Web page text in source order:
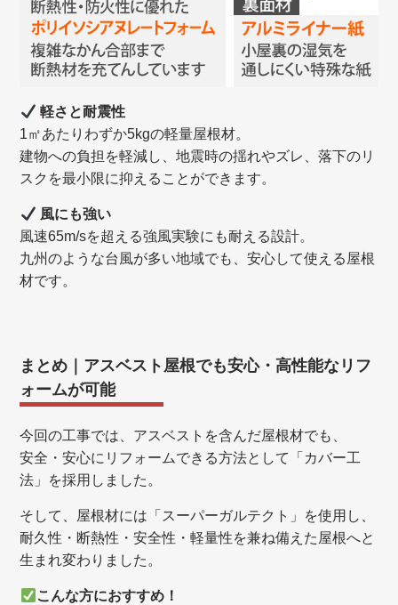
軽さと耐震性
1㎡あたりわずか5kgの軽量屋根材。
建物への負担を軽減し、地震時の揺れやズレ、落下のリ
スクを最小限に抑えることができます。
風にも強い
風速65m/sを超える強風実験にも耐える設計。
九州のような台風が多い地域でも、安心して使える屋根
材です。
まとめ｜アスベスト屋根でも安心・高性能なリフ
ォームが可能
今回の工事では、アスベストを含んだ屋根材でも、
安全・安心にリフォームできる方法として「カバー工
法」を採用しました。
そして、屋根材には「スーパーガルテクト」を使用し、
耐久性・断熱性・安全性・軽量性を兼ね備えた屋根へと
生まれ変わりました。
こんな方におすすめ！